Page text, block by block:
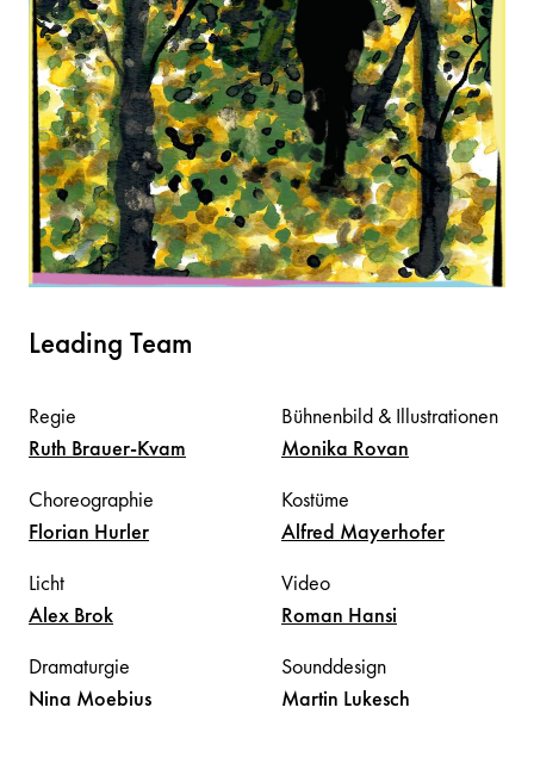
Leading Team
Regie
Ruth Brauer-Kvam
Bühnenbild & Illustrationen
Monika Rovan
Choreographie
Florian Hurler
Kostüme
Alfred Mayerhofer
Licht
Alex Brok
Video
Roman Hansi
Dramaturgie
Nina Moebius
Sounddesign
Martin Lukesch